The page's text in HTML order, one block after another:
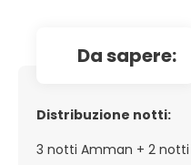
da sapere:
Distribuzione notti:
3 notti Amman + 2 notti